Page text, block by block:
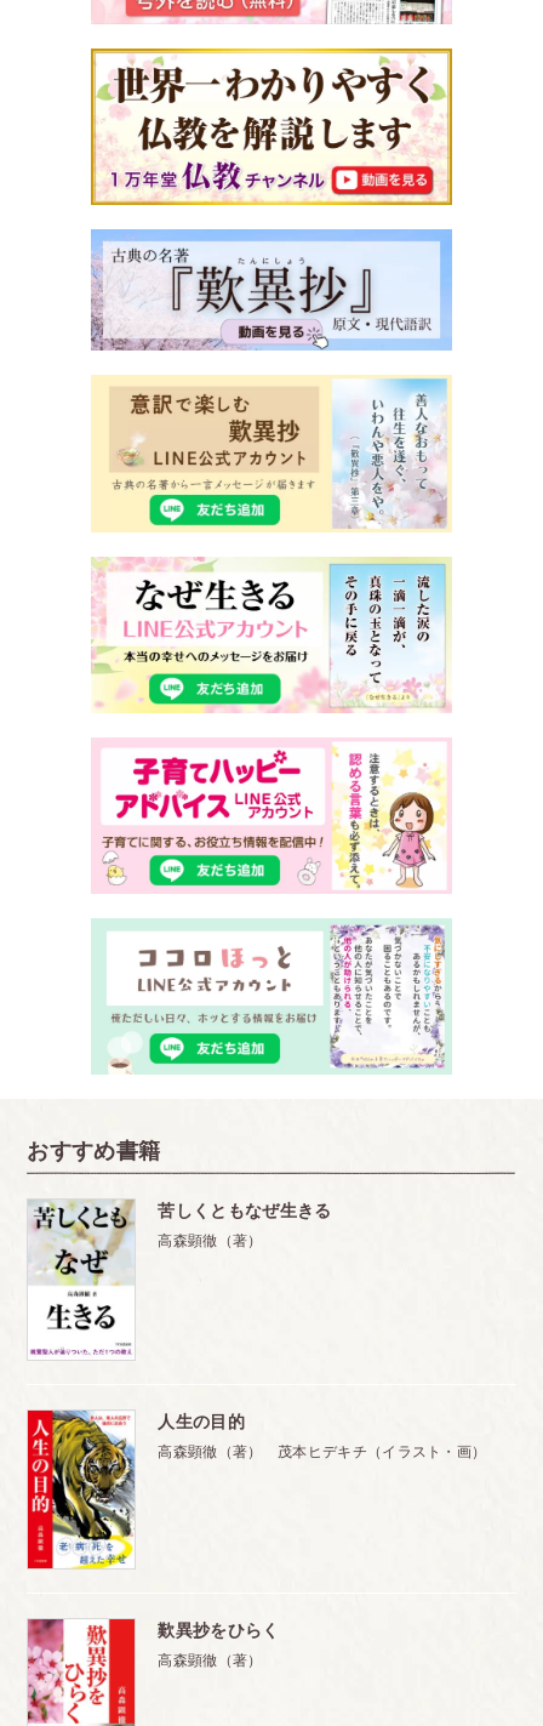
おすすめ書籍
苦しくともなぜ生きる
高森顕徹（著）
人生の目的
高森顕徹（著） 茂本ヒデキチ（イラスト・画）
歎異抄をひらく
高森顕徹（著）